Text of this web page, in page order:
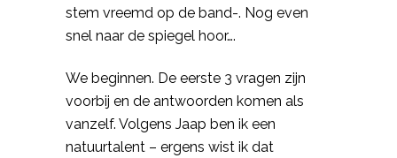
stem vreemd op de band-. Nog even
snel naar de spiegel hoor….
We beginnen. De eerste 3 vragen zijn
voorbij en de antwoorden komen als
vanzelf. Volgens Jaap ben ik een
natuurtalent – ergens wist ik dat